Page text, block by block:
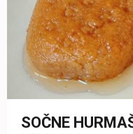
SOČNE